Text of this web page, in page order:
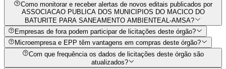
Como monitorar e receber alertas de novos editais publicados por
ASSOCIACAO PUBLICA DOS MUNICIPIOS DO MACICO DO
BATURITE PARA SANEAMENTO AMBIENTEAL-AMSA?
Empresas de fora podem participar de licitações deste órgão?
Microempresa e EPP têm vantagens em compras deste órgão?
Com que frequência os dados de licitações deste órgão são
atualizados?